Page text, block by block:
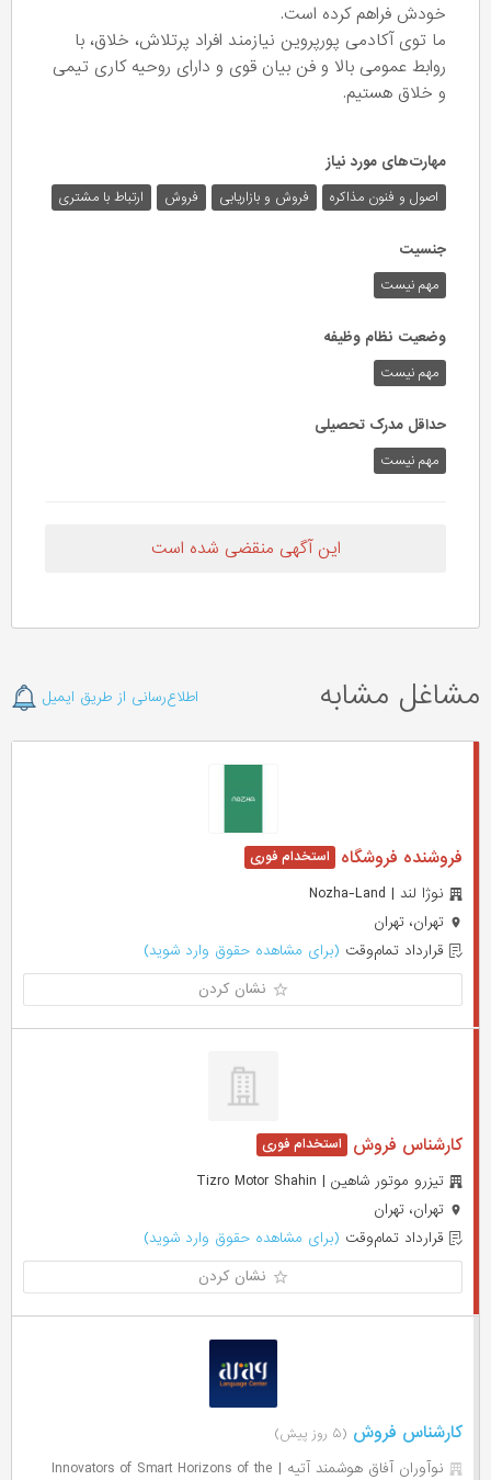
خودش فراهم کرده است.
ما توی آکادمی پورپروین نیازمند افراد پرتلاش، خلاق، با
روابط عمومی بالا و فن بیان قوی و دارای روحیه کاری تیمی
و خلاق هستیم.
مهارت‌های مورد نیاز
اصول و فنون مذاکره فروش و بازاریابی فروش ارتباط با مشتری
جنسیت
مهم نیست
وضعیت نظام وظیفه
مهم‌ نیست
حداقل مدرک تحصیلی
مهم نیست
این آگهی منقضی شده است
مشاغل مشابه اطلاع‌رسانی از طریق ایمیل
فروشنده فروشگاه
نوژا لند | Nozha-Land
تهران، تهران
قرارداد تمام‌وقت (برای مشاهده حقوق وارد شوید)
نشان کردن
کارشناس فروش
تیزرو موتور شاهین | Tizro Motor Shahin
تهران، تهران
قرارداد تمام‌وقت (برای مشاهده حقوق وارد شوید)
نشان کردن
کارشناس فروش (۵ روز پیش)
نوآوران آفاق هوشمند آتیه | Innovators of Smart Horizons of the